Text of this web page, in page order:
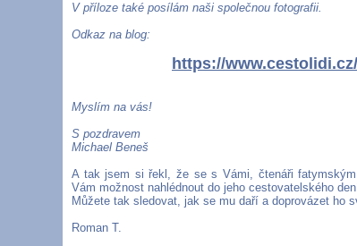
V příloze také posílám naši společnou fotografii.
Odkaz na blog:
https://
Myslím na vás!
S pozdravem
Michael Beneš
A tak jsem si řekl, že se s Vámi, čtenáři
Vám možnost nahlédnout do jeho cestovatelského
Můžete tak sledovat, jak se mu daří a doprovázet ho
Roman T.